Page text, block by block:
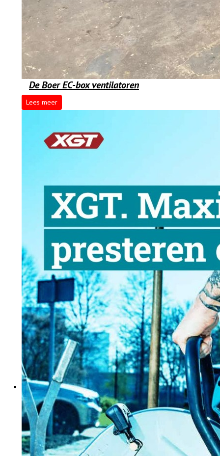
De Boer EC-box ventilatoren
Lees meer